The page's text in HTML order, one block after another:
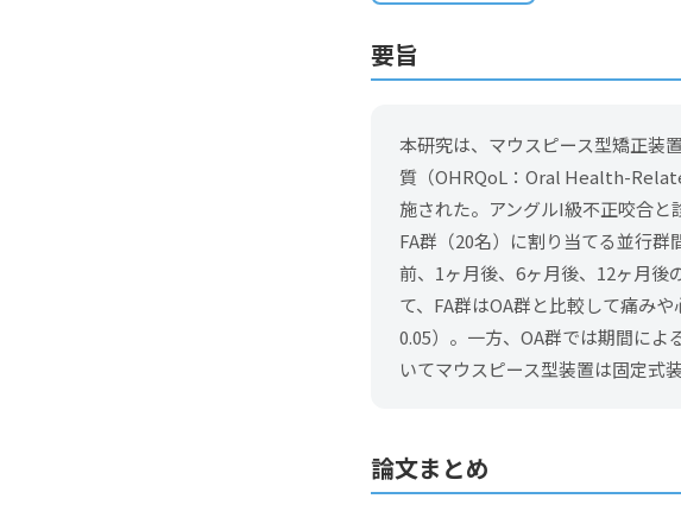
要旨
本研究は、マウスピース型矯正装
質（OHRQoL：Oral Health-
施された。アングルI級不正咬合と
FA群（20名）に割り当てる並行
前、1ヶ月後、6ヶ月後、12ヶ月後
て、FA群はOA群と比較して痛み
0.05）。一方、OA群では期間に
いてマウスピース型装置は固定式
論文まとめ